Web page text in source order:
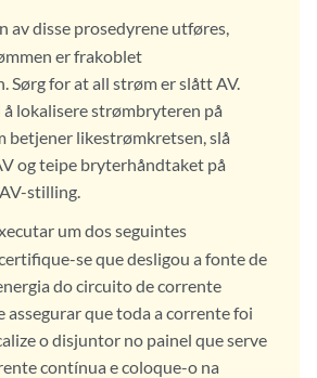
av disse prosedyrene utføres,
er frakoblet
Sørg for at all strøm er slått AV.
lokalisere strømbryteren på
betjener likestrømkretsen, slå
og teipe bryterhåndtaket på
stilling.
um dos seguintes
se que desligou a fonte de
do circuito de corrente
assegurar que toda a corrente foi
o disjuntor no painel que serve
contínua e coloque-o na